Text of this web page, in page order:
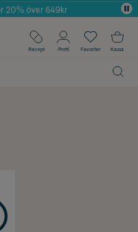
Skönhet
20% över 649kr
Recept Profil Favoriter Kassa